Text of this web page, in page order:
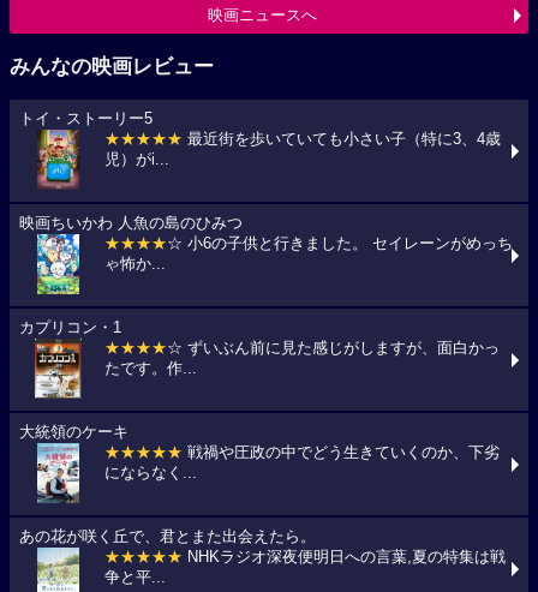
映画ニュースへ
みんなの映画レビュー
トイ・ストーリー5
★★★★★ 最近街を歩いていても小さい子（特に3、4歳
児）がi...
映画ちいかわ 人魚の島のひみつ
★★★★☆ 小6の子供と行きました。 セイレーンがめっち
ゃ怖か...
カプリコン・1
★★★★☆ ずいぶん前に見た感じがしますが、面白かっ
たです。作...
大統領のケーキ
★★★★★ 戦禍や圧政の中でどう生きていくのか、下劣
にならなく...
あの花が咲く丘で、君とまた出会えたら。
★★★★★ NHKラジオ深夜便明日への言葉,夏の特集は戦
争と平...